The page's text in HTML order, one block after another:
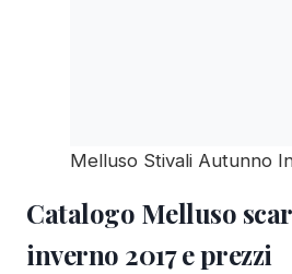
Melluso Stivali Autunno
Catalogo Melluso
inverno 2017e prezzi